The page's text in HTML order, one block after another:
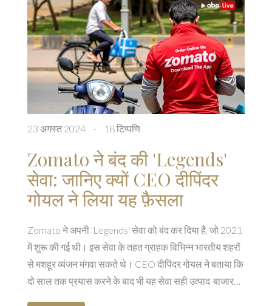
23 अगस्त 2024 · 18 टिप्पणि
Zomato ने बंद की 'Legends'
सेवा: जानिए क्यों CEO दीपिंदर
गोयल ने लिया यह फ़ैसला
Zomato ने अपनी 'Legends' सेवा को बंद कर दिया है, जो 2021
में शुरू की गई थी। इस सेवा के तहत ग्राहक विभिन्न भारतीय शहरों
से मशहूर व्यंजन मंगवा सकते थे। CEO दीपिंदर गोयल ने बताया कि
दो साल तक प्रयास करने के बाद भी यह सेवा सही उत्पाद-बाजार